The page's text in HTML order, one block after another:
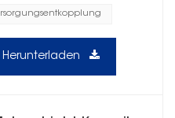
Herunterladen